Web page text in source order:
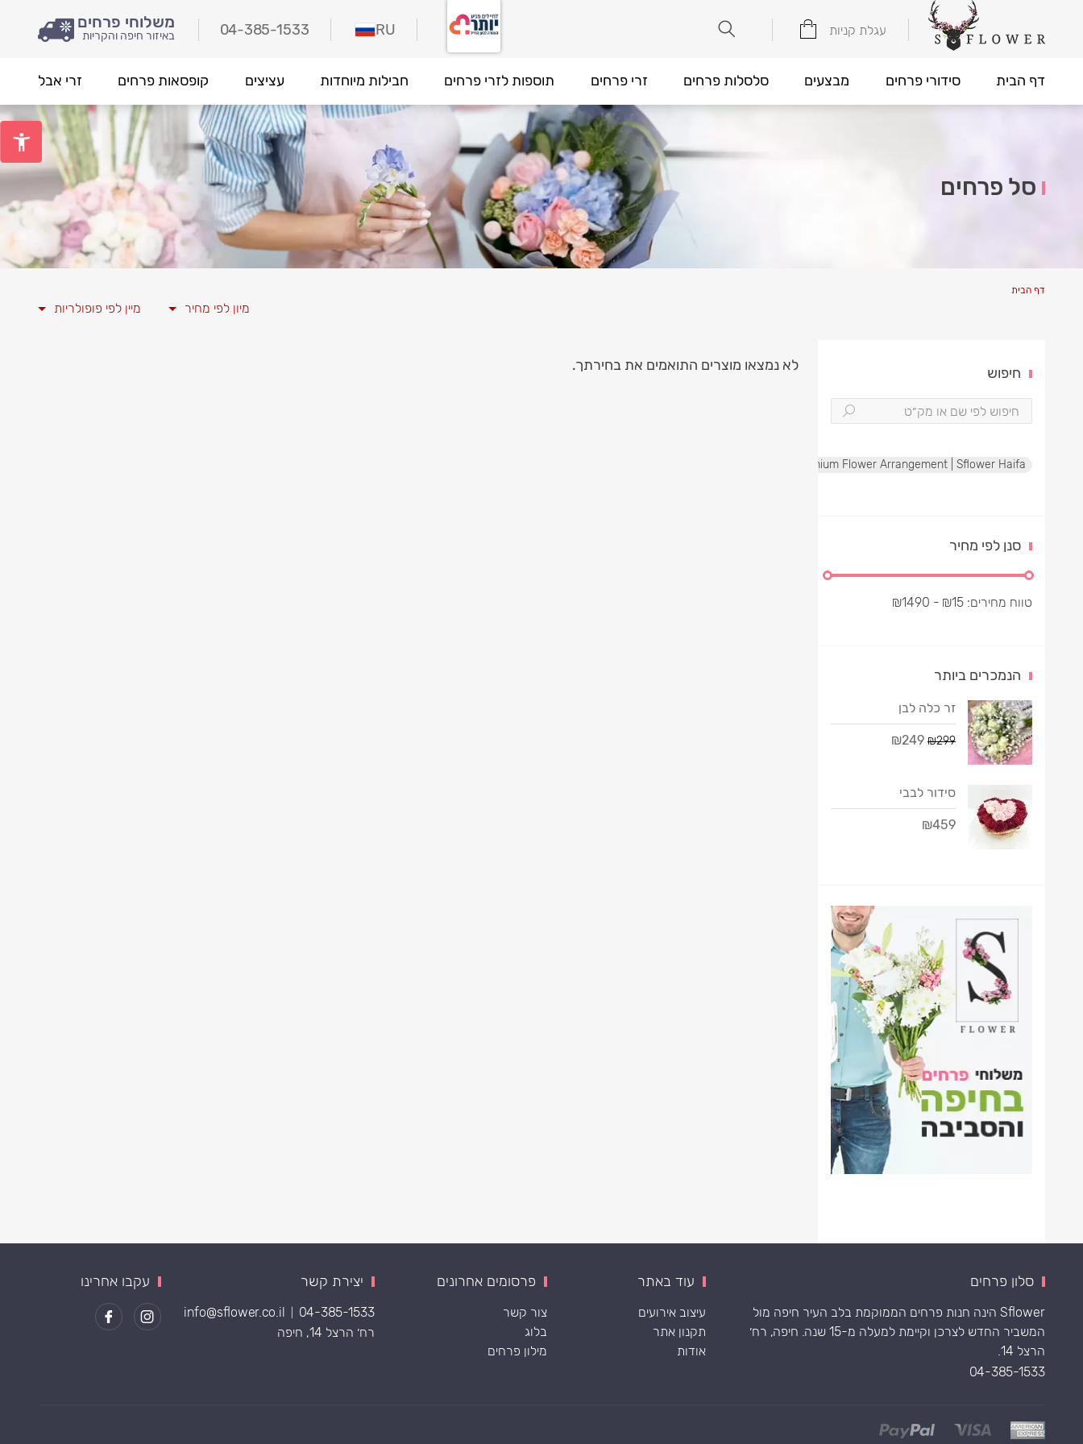
עגלת קניות משלוחי פרחים
באיזור חיפה והקריות 04-385-1533 RU
דף הבית סידורי פרחים מבצעים סלסלות פרחים זרי פרחים תוספות לזרי פרחים חבילות מיוחדות עציצים קופסאות פרחים זרי אבל
סל פרחים
דף הבית
מיון לפי מחיר מיין לפי פופולריות
לא נמצאו מוצרים התואמים את בחירתך. חיפוש
Luxury Red & White Rose Box | Premium Flower Arrangement | Sflower Haifa
סנן לפי מחיר
טווח מחירים: ₪15
- ₪
1490
הנמכרים ביותר
זר כלה לבן
₪299
₪249
סידור לבבי
₪459
סלון פרחים
Sflower הינה חנות פרחים הממוקמת בלב העיר חיפה מול
המשביר החדש לצרכן וקיימת למעלה מ-15 שנה. חיפה, רח׳
הרצל 14.
04-385-1533
עוד באתר
עיצוב אירועים
תקנון אתר
אודות
פרסומים אחרונים
צור קשר
בלוג
מילון פרחים
יצירת קשר
04-385-1533
info@sflower.co.il
רח׳ הרצל 14, חיפה
עקבו אחרינו